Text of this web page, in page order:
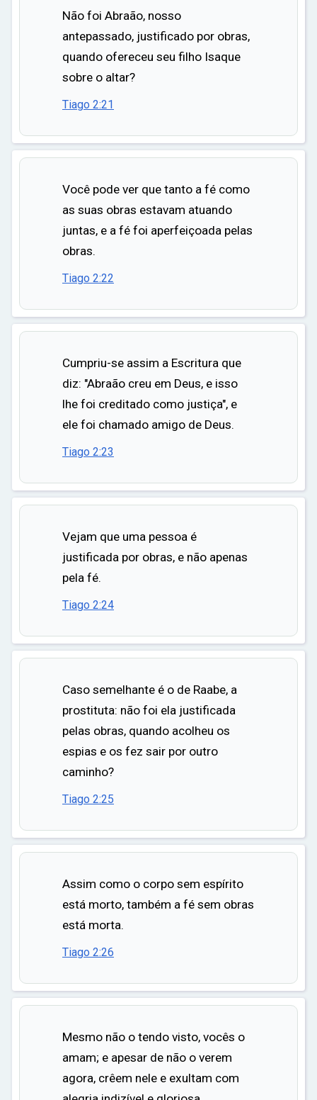
Não foi Abraão, nosso
antepassado, justificado por obras,
quando ofereceu seu filho Isaque
sobre o altar?
Tiago 2:21
Você pode ver que tanto a fé como
as suas obras estavam atuando
juntas, e a fé foi aperfeiçoada pelas
obras.
Tiago 2:22
Cumpriu-se assim a Escritura que
diz: "Abraão creu em Deus, e isso
lhe foi creditado como justiça", e
ele foi chamado amigo de Deus.
Tiago 2:23
Vejam que uma pessoa é
justificada por obras, e não apenas
pela fé.
Tiago 2:24
Caso semelhante é o de Raabe, a
prostituta: não foi ela justificada
pelas obras, quando acolheu os
espias e os fez sair por outro
caminho?
Tiago 2:25
Assim como o corpo sem espírito
está morto, também a fé sem obras
está morta.
Tiago 2:26
Mesmo não o tendo visto, vocês o
amam; e apesar de não o verem
agora, crêem nele e exultam com